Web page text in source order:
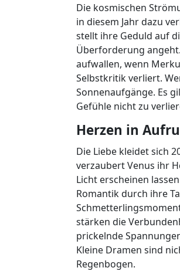
Die kosmischen
in diesem Jahr dazu
stellt ihre Geduld auf
Überforderung
aufwallen, wenn
Selbstkritik verliert.
Sonnenaufgänge. Es
Gefühle nicht zu
Herzen in
Die Liebe kleidet sich
verzaubert Venus ihr
Licht erscheinen
Romantik durch ihre
stärken die
prickelnde
Kleine Dramen sind
Regenbogen.